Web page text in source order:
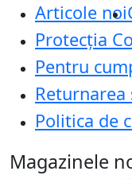
Articole noi
Protecţia
Pentru
Politica de
Magazinele